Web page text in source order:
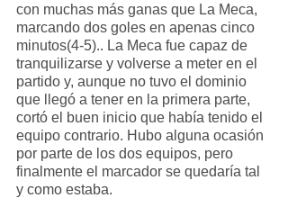
con muchas más ganas que La Meca,
marcando dos goles en apenas cinco
minutos(4-5).. La Meca fue capaz de
tranquilizarse y volverse a meter en el
partido y, aunque no tuvo el dominio
que llegó a tener en la primera parte,
cortó el buen inicio que había tenido el
equipo contrario. Hubo alguna ocasión
por parte de los dos equipos, pero
finalmente el marcador se quedaría tal
y como estaba.